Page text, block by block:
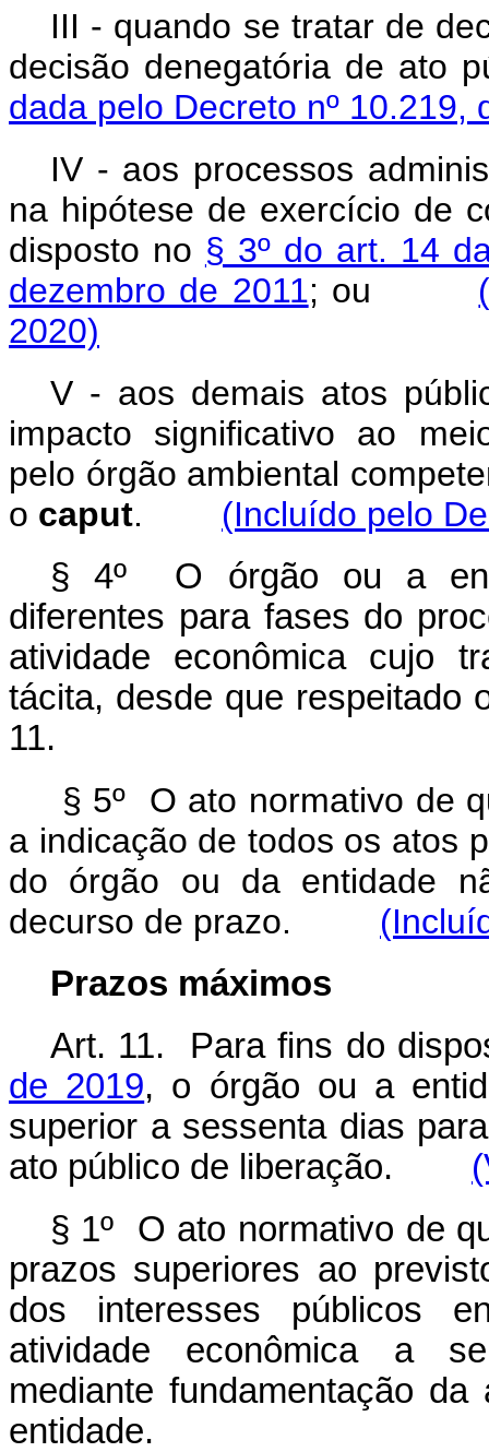
III - quando se tratar de
decisão denegatória de
dada pelo Decreto nº 10.219,
IV - aos processos
na hipótese de exercício de
disposto no § 3º do art. 14
dezembro de 2011; ou
2020)
V - aos demais atos
impacto significativo ao
pelo órgão ambiental
o caput. (Incluído pelo
§ 4º O órgão ou a
diferentes para fases do
atividade econômica cujo
tácita, desde que respeitado
11.
§ 5º O ato normativo de
a indicação de todos os atos
do órgão ou da entidade
decurso de prazo.
Prazos máximos
Art. 11. Para fins do
de 2019, o órgão ou a
superior a sessenta dias
ato público de liberação.
§ 1º O ato normativo de
prazos superiores ao
dos interesses públicos
atividade econômica a
mediante fundamentação
entidade.